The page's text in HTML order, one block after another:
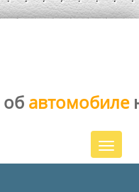
об автомобиле